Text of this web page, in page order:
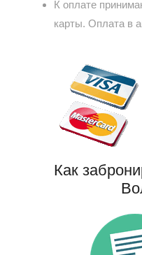
К оплате
карты. Оплата в
Как